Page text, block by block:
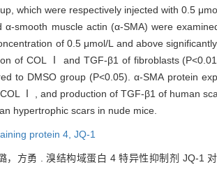
which were respectively injected with 0.5
muscle actin (α-SMA) were
of 0.5 μmol/L and above
of COL Ⅰ and TGF-β1 of fibroblasts
DMSO group (P<0.05). α-SMA protein
Ⅰ , and production of TGF-β1 of human
hypertrophic scars in nude mice.
protein 4, JQ-1
，方勇 . 溴结构域蛋白 4 特异性抑制剂 JQ-1